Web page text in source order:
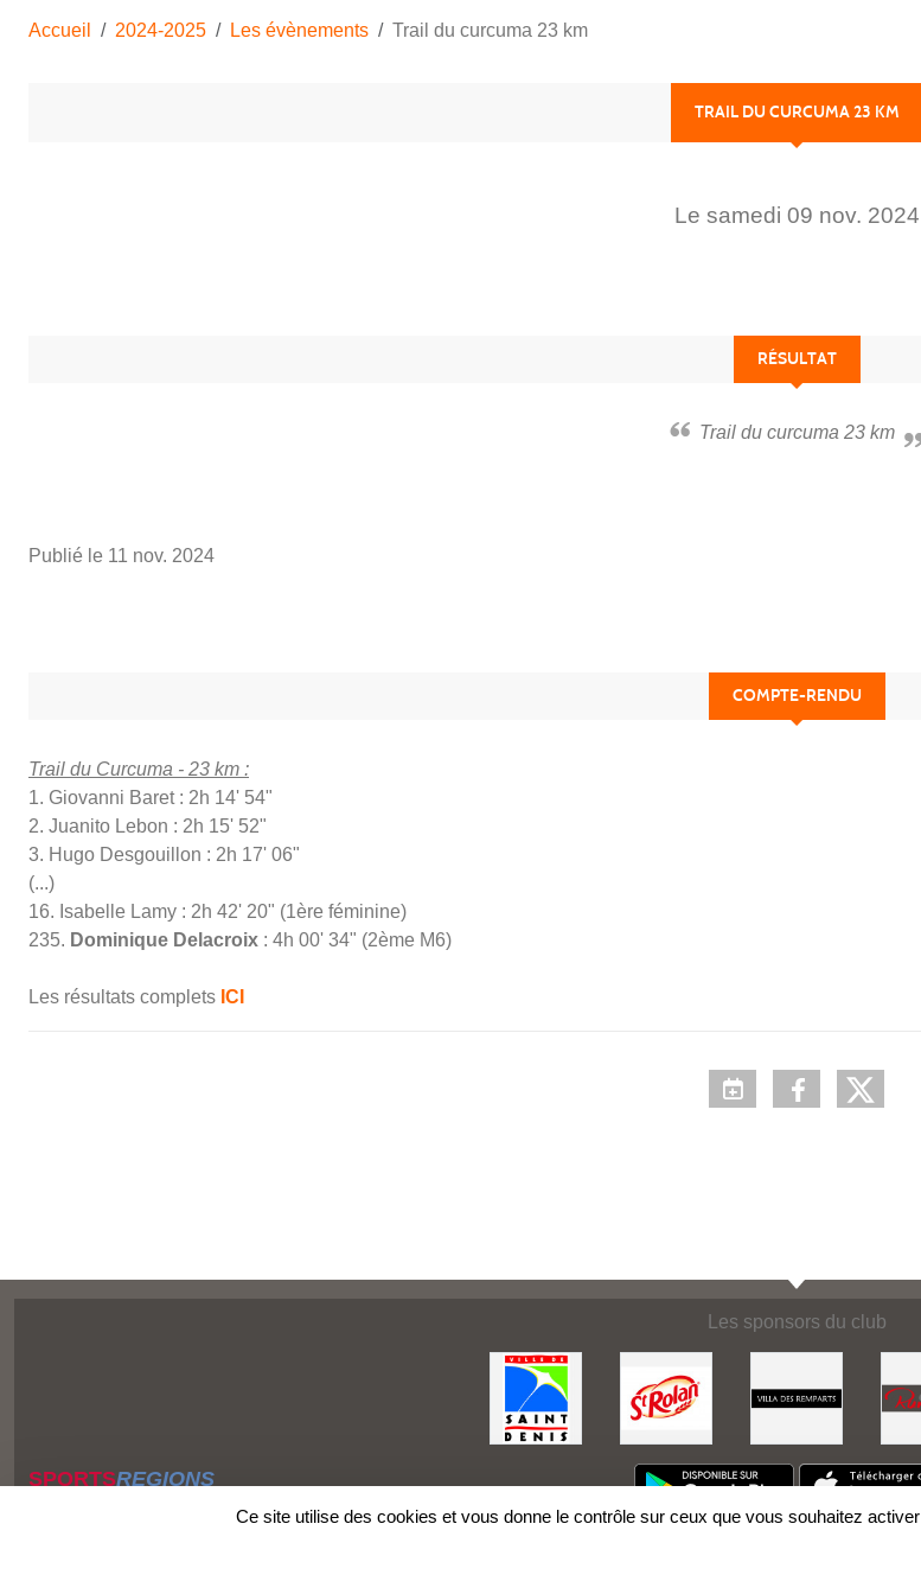
Accueil 2024-2025 Les évènements Trail du curcuma 23 km
TRAIL DU CURCUMA 23 KM
Le samedi 09 nov. 2024
RÉSULTAT
Trail du curcuma 23 km
Publié le 11 nov. 2024
COMPTE-RENDU
Trail du Curcuma - 23 km :
1. Giovanni Baret : 2h 14' 54"
2. Juanito Lebon : 2h 15' 52"
3. Hugo Desgouillon : 2h 17' 06"
(...)
16. Isabelle Lamy : 2h 42' 20" (1ère féminine)
235. Dominique Delacroix : 4h 00' 34" (2ème M6)
Les résultats complets ICI
Les sponsors du club
SPORTSREGIONS
Ce site utilise des cookies et vous donne le contrôle sur ceux que vous souhaitez activer